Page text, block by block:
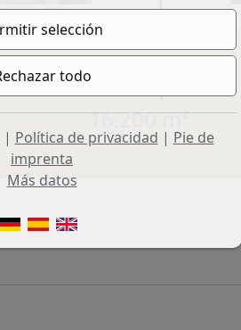
Terreno aprox.:
16.200 m²
| Política de privacidad | Pie de
imprenta
Más datos